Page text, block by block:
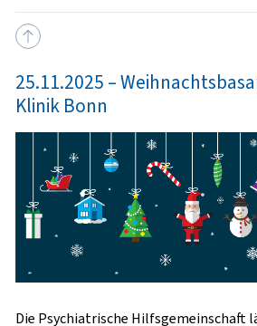
25.11.2025 –
Klinik Bonn
Die Psychiatrische Hilfsgemeinschaft